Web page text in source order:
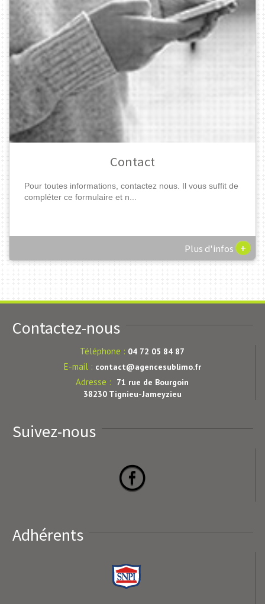
Contact
Pour toutes informations, contactez nous. Il vous suffit de
compléter ce formulaire et n...
Plus d'infos +
Contactez-nous
Téléphone : 04 72 05 84 87
E-mail : contact@agencesublimo.fr
Adresse :
71 rue de Bourgoin
38230 Tignieu-Jameyzieu
Suivez-nous
Adhérents